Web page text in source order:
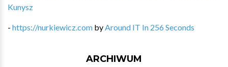
Kunysz
- https://nurkiewicz.com by Around IT In 256 Seconds
ARCHIWUM